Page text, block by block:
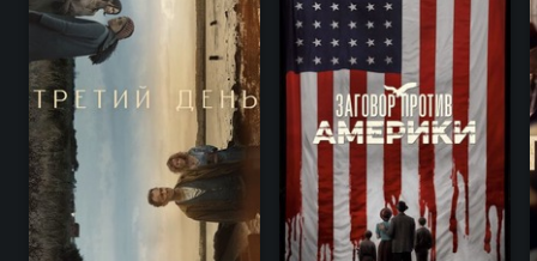
6.2 6.7 7.3